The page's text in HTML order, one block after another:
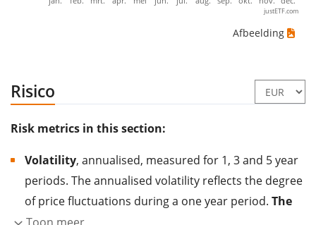
justETF.com
Afbeelding
Risico
Risk metrics in this section:
Volatility, annualised, measured for 1, 3 and 5 year
periods. The annualised volatility reflects the degree
of price fluctuations during a one year period. The
higher the volatility, the more significantly the